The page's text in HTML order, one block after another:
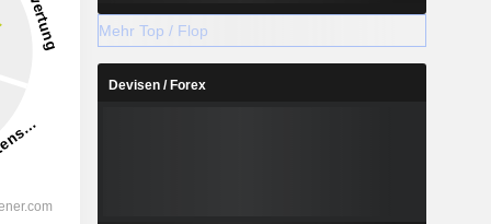
Mehr Top / Flop
Devisen / Forex